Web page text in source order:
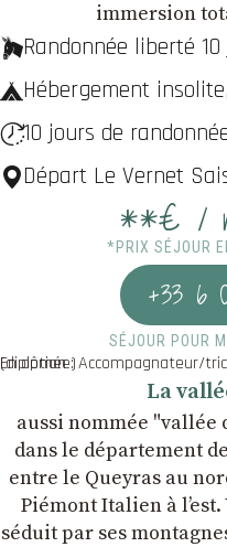
immersion
Randonnée liberté
Hébergement
10 jours de
Départ Le Vernet
**€ /
*PRIX SÉJOUR
+33 6
SÉJOUR POUR
En option : Accompagnateur/trice en moyenne montagne (diplômée)
La
aussi nommée "vallée
dans le département
entre le Queyras au
Piémont Italien à
séduit par ses